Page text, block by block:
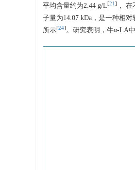
平均含量约为2.44 g/L[21 ] ，
子量为14.07 kDa，是一种相
所示[24] 。研究表明，牛α-LA